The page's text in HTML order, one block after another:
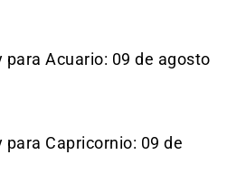
para Acuario: 09 de agosto
para Capricornio: 09 de